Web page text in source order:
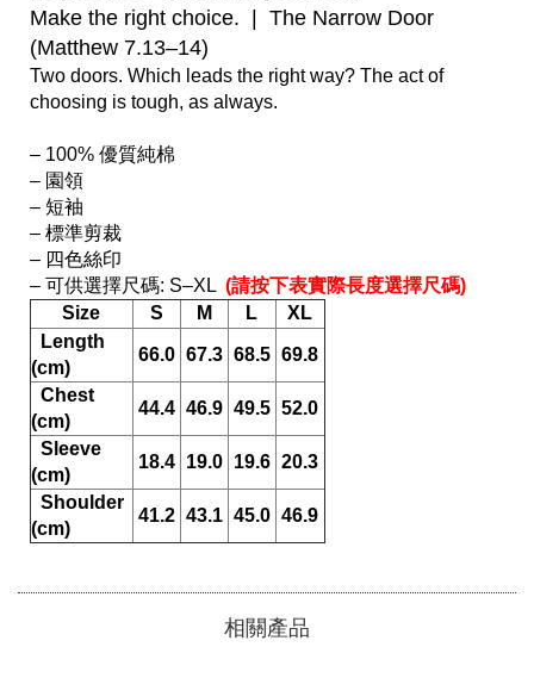
Make the right choice.  |  The Narrow Door
(Matthew 7.13–14)
Two doors. Which leads the right way? The act of
choosing is tough, as always.
– 100% 優質純棉
– 園領
– 短袖
– 標準剪裁
– 四色絲印
– 可供選擇尺碼: S–XL (請按下表實際長度選擇尺碼)
Size
S M L
XL
(cm)
66.0 67.3 68.5 69.8
(cm)
44.4 46.9 49.5 52.0
(cm)
18.4 19.0 19.6 20.3
(cm)
41.2 43.1 45.0 46.9
相關產品